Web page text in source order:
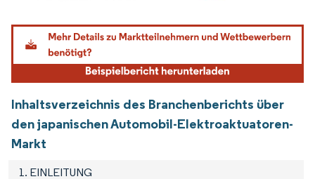
Bild © Mordor Intelligence. Wiederverwendung erfordert Namensnennung gemäß
Inhaltsverzeichnis des Branchenberichts über
den japanischen Automobil-Elektroaktuatoren-
Markt
1. EINLEITUNG